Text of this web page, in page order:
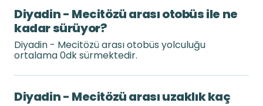
Diyadin - Mecitözü arası otobüs ile ne
kadar sürüyor?
Diyadin - Mecitözü arası otobüs yolculuğu
ortalama 0dk sürmektedir.
Diyadin - Mecitözü arası uzaklık kaç